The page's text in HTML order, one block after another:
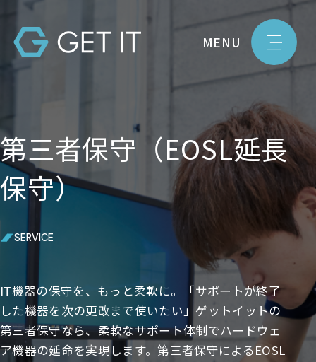
MENU
第三者保守（EOSL延長
保守）
SERVICE
IT機器の保守を、もっと柔軟に。「サポートが終了
した機器を次の更改まで使いたい」ゲットイットの
第三者保守なら、柔軟なサポート体制でハードウェ
ア機器の延命を実現します。第三者保守によるEOSL